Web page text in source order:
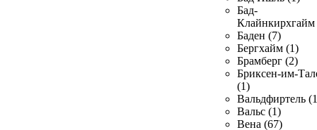
Бад-
Клайнкирхгайм
Баден (7)
Бергхайм (1)
Брамберг (2)
Бриксен-им-
(1)
Вальдфиртель
Вальс (1)
Вена (67)